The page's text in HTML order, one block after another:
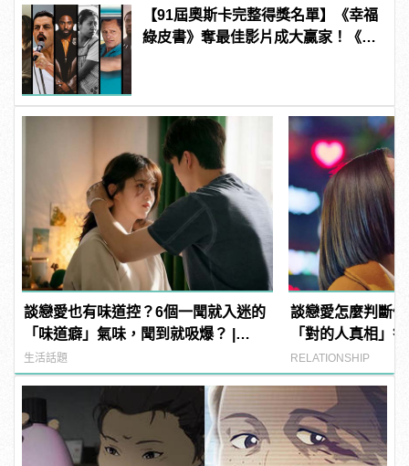
【91屆奧斯卡完整得獎名單】《幸福
綠皮書》奪最佳影片成大贏家！《波
談戀愛也有味道控？6個一聞就入迷的
「味道癖」氣味，聞到就吸爆？ |
manfashion這樣變型男
生活話題
談戀愛怎麼判斷
「對的人真相」
不一樣！
RELATIONSHIP